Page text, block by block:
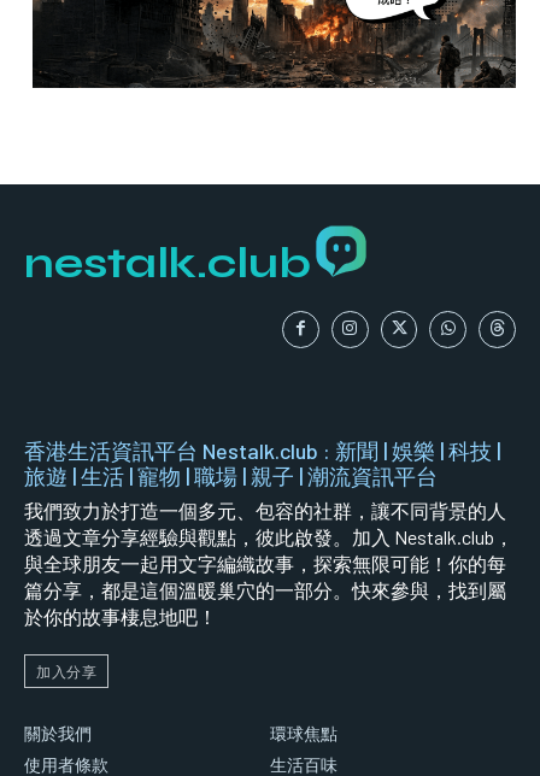
nestalk.club
香港生活資訊平台 Nestalk.club : 新聞 | 娛樂 | 科技 |
旅遊 | 生活 | 寵物 | 職場 | 親子 | 潮流資訊平台
我們致力於打造一個多元、包容的社群，讓不同背景的人
透過文章分享經驗與觀點，彼此啟發。加入 Nestalk.club，
與全球朋友一起用文字編織故事，探索無限可能！你的每
篇分享，都是這個溫暖巢穴的一部分。快來參與，找到屬
於你的故事棲息地吧！
加入分享
關於我們
使用者條款
環球焦點
生活百味